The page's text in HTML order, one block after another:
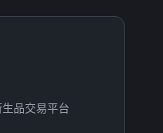
品交易平台